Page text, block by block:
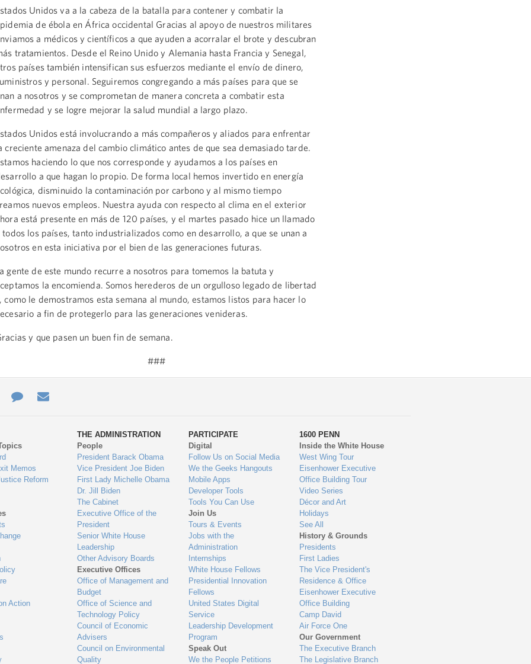
Unidos va a la cabeza de la batalla para contener y combatir la
de ébola en África occidental Gracias al apoyo de nuestros militares
a médicos y científicos a que ayuden a acorralar el brote y descubran
tratamientos. Desde el Reino Unido y Alemania hasta Francia y Senegal,
países también intensifican sus esfuerzos mediante el envío de dinero,
y personal. Seguiremos congregando a más países para que se
a nosotros y se comprometan de manera concreta a combatir esta
y se logre mejorar la salud mundial a largo plazo.
Unidos está involucrando a más compañeros y aliados para enfrentar
creciente amenaza del cambio climático antes de que sea demasiado tarde.
haciendo lo que nos corresponde y ayudamos a los países en
a que hagan lo propio. De forma local hemos invertido en energía
disminuido la contaminación por carbono y al mismo tiempo
nuevos empleos. Nuestra ayuda con respecto al clima en el exterior
está presente en más de 120 países, y el martes pasado hice un llamado
todos los países, tanto industrializados como en desarrollo, a que se unan a
en esta iniciativa por el bien de las generaciones futuras.
gente de este mundo recurre a nosotros para tomemos la batuta y
la encomienda. Somos herederos de un orgulloso legado de libertad
como le demostramos esta semana al mundo, estamos listos para hacer lo
a fin de protegerlo para las generaciones venideras.
y que pasen un buen fin de semana.
###
Contact
Us
Memos
Reform
Action
THE ADMINISTRATION
People
President Barack Obama
Vice President Joe Biden
First Lady Michelle Obama
Dr. Jill Biden
The Cabinet
Executive Office of the
President
Senior White House
Leadership
Other Advisory Boards
Executive Offices
Office of Management and
Budget
Office of Science and
Technology Policy
Council of Economic
Advisers
Council on Environmental
Quality
PARTICIPATE
Digital
Follow Us on Social Media
We the Geeks Hangouts
Mobile Apps
Developer Tools
Tools You Can Use
Join Us
Tours & Events
Jobs with the
Administration
Internships
White House Fellows
Presidential Innovation
Fellows
United States Digital
Service
Leadership Development
Program
Speak Out
We the People Petitions
1600 PENN
Inside the White House
West Wing Tour
Eisenhower Executive
Office Building Tour
Video Series
Décor and Art
Holidays
See All
History & Grounds
Presidents
First Ladies
The Vice President's
Residence & Office
Eisenhower Executive
Office Building
Camp David
Air Force One
Our Government
The Executive Branch
The Legislative Branch